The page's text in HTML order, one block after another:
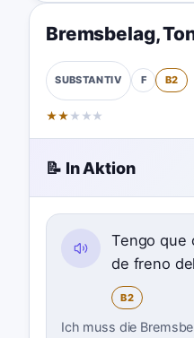
Bremsbelag,
SUBSTANTIV F B2
★★ ★ ★ ★
📝 In Aktion
Tengo que
de freno
B2
Ich muss die